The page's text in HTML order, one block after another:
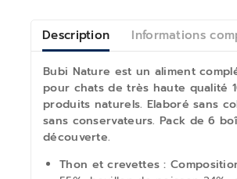
Description Informations
Bubi Nature est un aliment
pour chats de très haute qualité
produits naturels. Elaboré sans
sans conservateurs.Pack de 6
découverte.
Thon et crevettes :